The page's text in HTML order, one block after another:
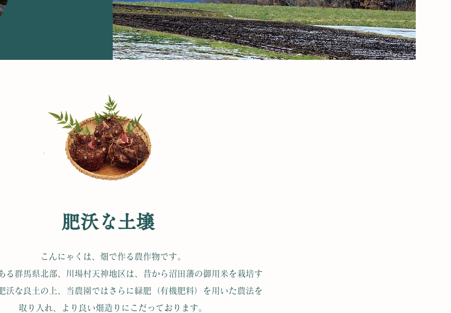
肥沃な土壌
こんにゃくは、畑で作る農作物です。
る群馬県北部、川場村天神地区は、昔から沼田藩の御用米を栽培す
沃な良土の上、当農園ではさらに緑肥（有機肥料）を用いた農法を
取り入れ、より良い畑造りにこだっております。